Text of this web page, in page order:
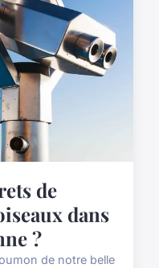
de
dans
?
de notre belle